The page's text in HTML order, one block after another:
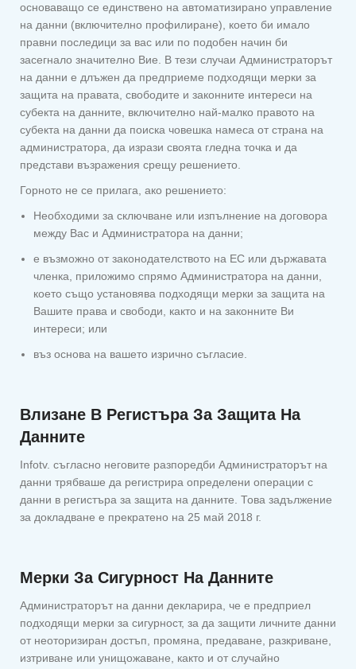
основаващо се единствено на автоматизирано управление
на данни (включително профилиране), което би имало
правни последици за вас или по подобен начин би
засегнало значително Вие. В тези случаи Администраторът
на данни е длъжен да предприеме подходящи мерки за
защита на правата, свободите и законните интереси на
субекта на данните, включително най-малко правото на
субекта на данни да поиска човешка намеса от страна на
администратора, да изрази своята гледна точка и да
представи възражения срещу решението.
Горното не се прилага, ако решението:
Необходими за сключване или изпълнение на договора
между Вас и Администратора на данни;
е възможно от законодателството на ЕС или държавата
членка, приложимо спрямо Администратора на данни,
което също установява подходящи мерки за защита на
Вашите права и свободи, както и на законните Ви
интереси; или
въз основа на вашето изрично съгласие.
Влизане В Регистъра За Защита На
Данните
Infotv. съгласно неговите разпоредби Администраторът на
данни трябваше да регистрира определени операции с
данни в регистъра за защита на данните. Това задължение
за докладване е прекратено на 25 май 2018 г.
Мерки За Сигурност На Данните
Администраторът на данни декларира, че е предприел
подходящи мерки за сигурност, за да защити личните данни
от неоторизиран достъп, промяна, предаване, разкриване,
изтриване или унищожаване, както и от случайно